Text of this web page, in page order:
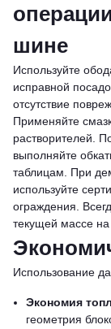
шине
Используйте
исправной
отсутствие
Применяйте
растворителей.
выполняйте
таблицам. При
используйте
ограждения.
текущей массе
Использование
Экономия
геометрия